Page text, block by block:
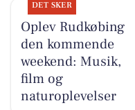
DET SKER
Oplev Rudkøbing
den kommende
weekend: Musik,
film og
naturoplevelser